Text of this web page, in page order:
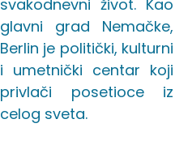
svakodnevni život. Kao
glavni grad Nemačke,
Berlin je politički, kulturni
i umetnički centar koji
privlači posetioce iz
celog sveta.